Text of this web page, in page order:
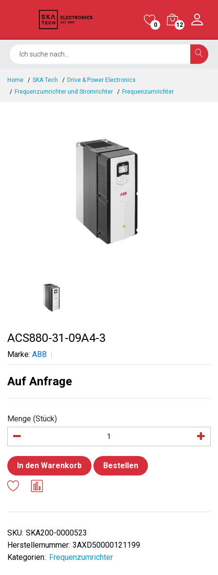
0 12
Home SKA Tech
Drive & Power Electronics
Frequenzumrichter und Stromrichter
Frequenzumrichter
ACS880-31-09A4-3
Marke: ABB
Auf Anfrage
Menge (Stück)
In den Warenkorb Bestellen
SKU: SKA200-0000523
Herstellernummer: 3AXD50000121199
Kategorien: Frequenzumrichter